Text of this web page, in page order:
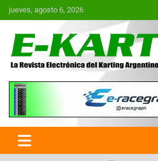
Saltar
al
jueves, agosto 6, 2026
E-Kart.com.ar | La
Electrónica del
Argentina